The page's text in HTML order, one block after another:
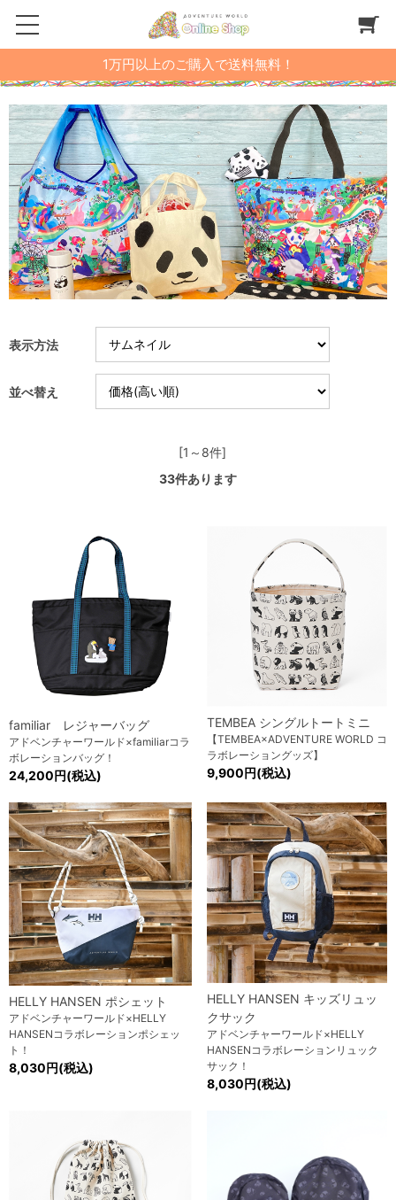
1万円以上のご購入で送料無料！
表示方法
並べ替え
[1～8件]
33件あります
familiar レジャーバッグ
アドベンチャーワールド×familiarコラ
ボレーションバッグ！
24,200円(税込)
TEMBEA シングルトートミニ
【TEMBEA×ADVENTURE WORLD コ
ラボレーショングッズ】
9,900円(税込)
HELLY HANSEN ポシェット
アドベンチャーワールド×HELLY
HANSENコラボレーションポシェッ
ト！
8,030円(税込)
HELLY HANSEN キッズリュッ
クサック
アドベンチャーワールド×HELLY
HANSENコラボレーションリュック
サック！
8,030円(税込)